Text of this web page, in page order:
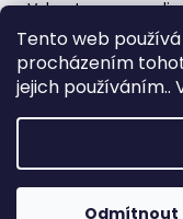
Tento web
procházením
jejich používáním..
Odmítnout
Copyright 2026
Vybavte se na
Zadejte svůj e-
slevový kód.
Zásady